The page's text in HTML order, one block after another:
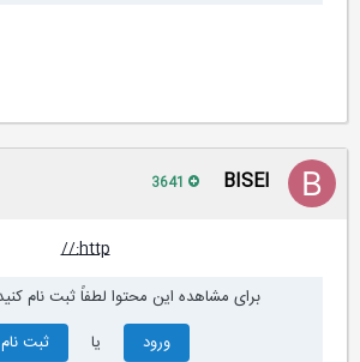
BISEl
http://
برای مشاهده این محتوا لطفاً ثبت نام کنید
ورود
ثبت نام